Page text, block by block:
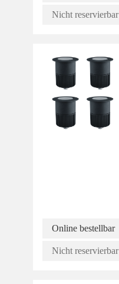
Nicht reservierbar
Online bestellbar
Nicht reservierbar